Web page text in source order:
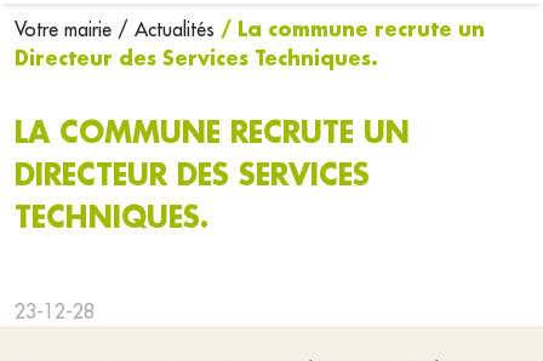
Votre mairie / Actualités / La commune recrute un
Directeur des Services Techniques.
LA COMMUNE RECRUTE UN
DIRECTEUR DES SERVICES
TECHNIQUES.
23-12-28